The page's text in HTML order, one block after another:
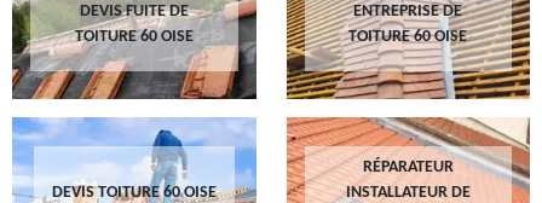
DEVIS FUITE DE
TOITURE 60 OISE
ENTREPRISE DE
TOITURE 60 OISE
DEVIS TOITURE 60 OISE
RÉPARATEUR
INSTALLATEUR DE